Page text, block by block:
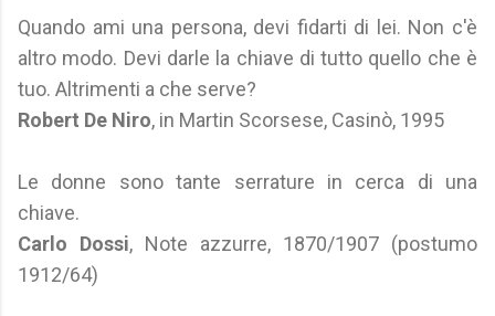
Quando ami una persona, devi fidarti di lei. Non c'è
altro modo. Devi darle la chiave di tutto quello che è
tuo. Altrimenti a che serve?
Robert De Niro, in Martin Scorsese, Casinò, 1995
Le donne sono tante serrature in cerca di una
chiave.
Carlo Dossi, Note azzurre, 1870/1907 (postumo
1912/64)